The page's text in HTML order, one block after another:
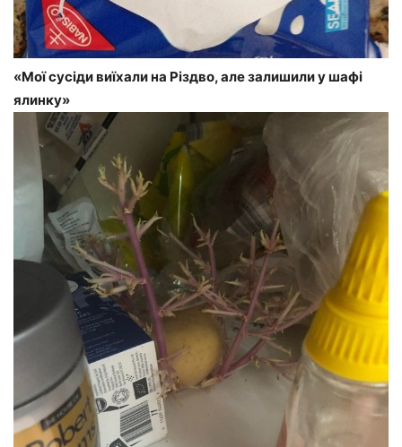
«Мої сусіди виїхали на Різдво, але залишили у шафі
ялинку»